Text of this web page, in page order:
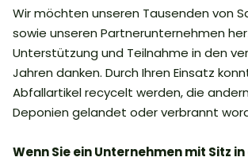
Wir möchten unseren Tausenden von
sowie unseren Partnerunternehmen
Unterstützung und Teilnahme in den
Jahren danken. Durch Ihren Einsatz
Abfallartikel recycelt werden, die
Deponien gelandet oder verbrannt
Wenn Sie ein Unternehmen mit Sitz